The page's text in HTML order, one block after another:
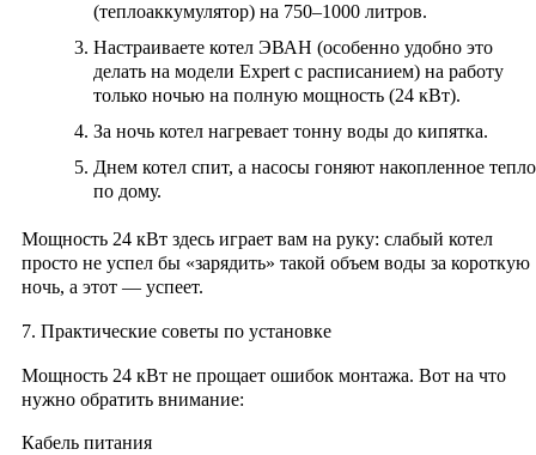
(теплоаккумулятор) на 750–1000 литров.
Настраиваете котел ЭВАН (особенно удобно это
делать на модели Expert с расписанием) на работу
только ночью на полную мощность (24 кВт).
За ночь котел нагревает тонну воды до кипятка.
Днем котел спит, а насосы гоняют накопленное тепло
по дому.
Мощность 24 кВт здесь играет вам на руку: слабый котел
просто не успел бы «зарядить» такой объем воды за короткую
ночь, а этот — успеет.
7. Практические советы по установке
Мощность 24 кВт не прощает ошибок монтажа. Вот на что
нужно обратить внимание:
Кабель питания